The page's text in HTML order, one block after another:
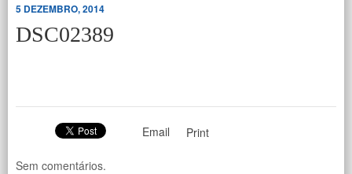
5 DEZEMBRO, 2014
DSC02389
Email Print
Sem comentários.